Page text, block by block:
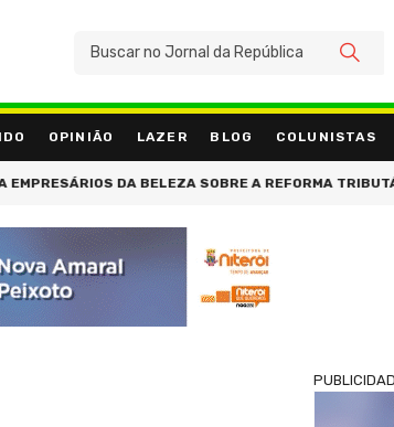
OPINIÃO LAZER BLOG COLUNISTAS
DA BELEZA SOBRE A REFORMA TRIBUTÁRIA